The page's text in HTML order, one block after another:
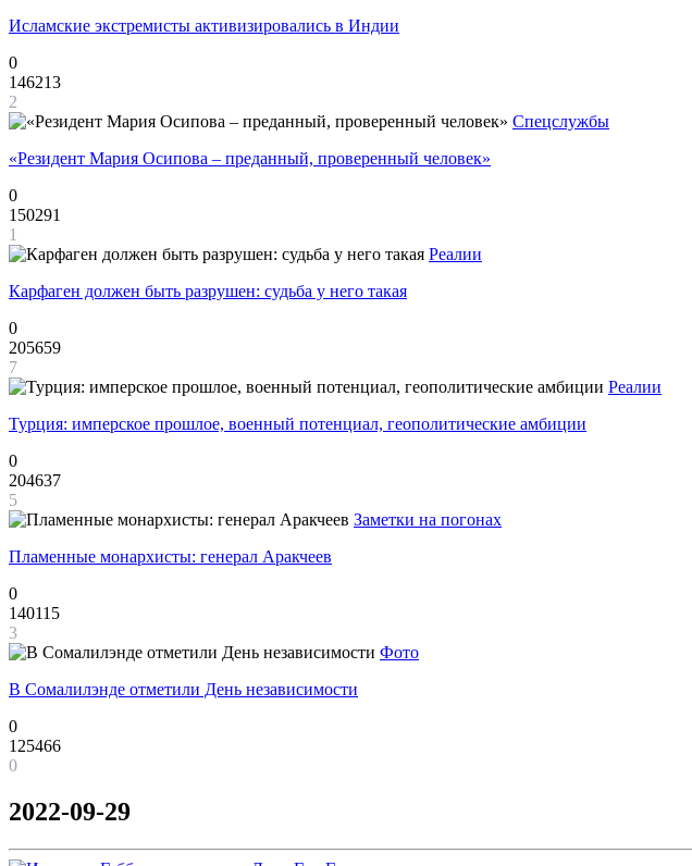
Исламские экстремисты активизировались в Индии
0
146213
2
Спецслужбы
«Резидент Мария Осипова – преданный, проверенный человек»
0
150291
1
Реалии
Карфаген должен быть разрушен: судьба у него такая
0
205659
7
Реалии
Турция: имперское прошлое, военный потенциал, геополитические амбиции
0
204637
5
Заметки на погонах
Пламенные монархисты: генерал Аракчеев
0
140115
3
Фото
В Сомалилэнде отметили День независимости
0
125466
0
2022-09-29